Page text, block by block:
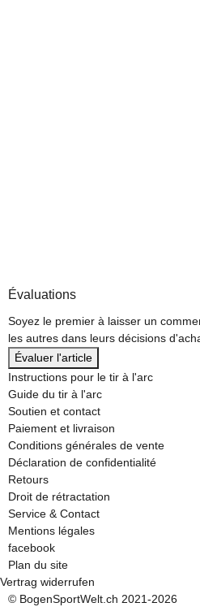
Évaluations
Soyez le premier à laisser un
les autres dans leurs décisions
Évaluer l'article
Instructions pour le tir à l'arc
Guide du tir à l'arc
Soutien et contact
Paiement et livraison
Conditions générales de vente
Déclaration de confidentialité
Retours
Droit de rétractation
Service & Contact
Mentions légales
facebook
Plan du site
Vertrag widerrufen
© BogenSportWelt.ch 2021-2026